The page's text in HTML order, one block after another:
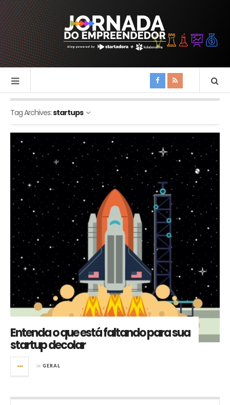
Tag Archives:startups
Entenda o que está faltando para sua
startup decolar
in GERAL